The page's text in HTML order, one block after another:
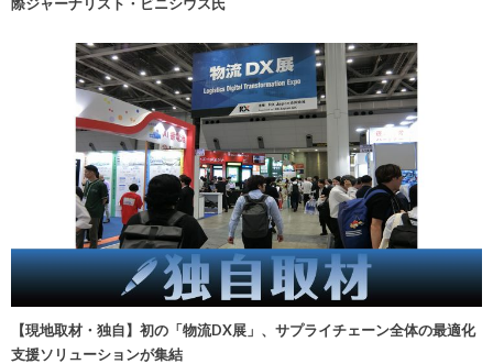
【現地取材・独自】初の「物流DX展」、サプライチェーン全体の最適化
支援ソリューションが集結